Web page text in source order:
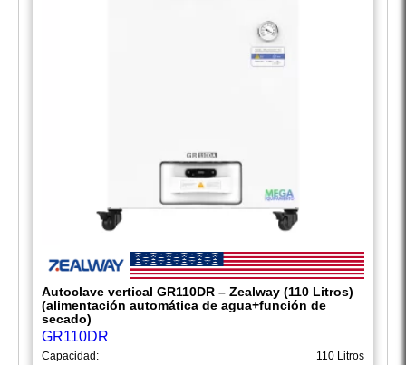
Autoclave vertical GR110DR – Zealway (110 Litros)
(alimentación automática de agua+función de
secado)
GR110DR
Capacidad:
110 Litros